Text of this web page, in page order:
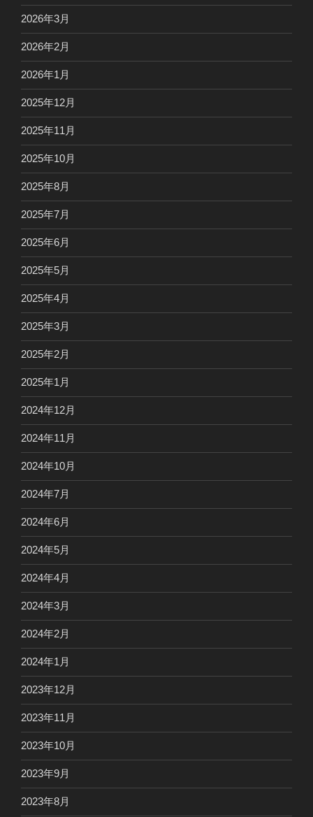
2026年3月
2026年2月
2026年1月
2025年12月
2025年11月
2025年10月
2025年8月
2025年7月
2025年6月
2025年5月
2025年4月
2025年3月
2025年2月
2025年1月
2024年12月
2024年11月
2024年10月
2024年7月
2024年6月
2024年5月
2024年4月
2024年3月
2024年2月
2024年1月
2023年12月
2023年11月
2023年10月
2023年9月
2023年8月